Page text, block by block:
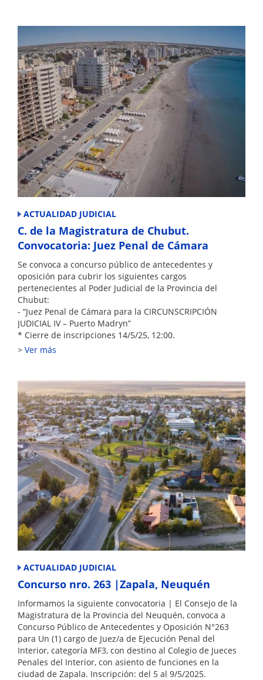
ACTUALIDAD JUDICIAL
C. de la Magistratura de Chubut.
Convocatoria: Juez Penal de Cámara
Se convoca a concurso público de antecedentes y
oposición para cubrir los siguientes cargos
pertenecientes al Poder Judicial de la Provincia del
Chubut:
- “Juez Penal de Cámara para la CIRCUNSCRIPCIÓN
JUDICIAL IV – Puerto Madryn”
* Cierre de inscripciones 14/5/25, 12:00.
Ver más
ACTUALIDAD JUDICIAL
Concurso nro. 263 |Zapala, Neuquén
Informamos la siguiente convocatoria | El Consejo de la
Magistratura de la Provincia del Neuquén, convoca a
Concurso Público de Antecedentes y Oposición N°263
para Un (1) cargo de Juez/a de Ejecución Penal del
Interior, categoría MF3, con destino al Colegio de Jueces
Penales del Interior, con asiento de funciones en la
ciudad de Zapala. Inscripción: del 5 al 9/5/2025.